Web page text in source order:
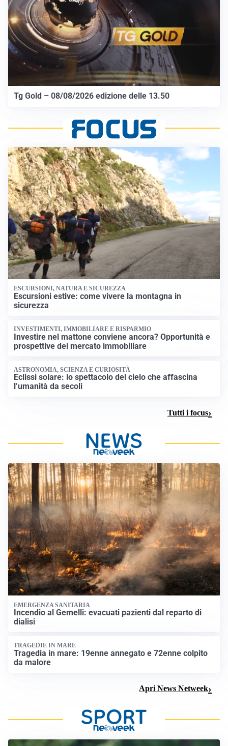
Tg Gold – 08/08/2026 edizione delle 13.50
ESCURSIONI, NATURA E SICUREZZA
Escursioni estive: come vivere la montagna in
sicurezza
INVESTIMENTI, IMMOBILIARE E RISPARMIO
Investire nel mattone conviene ancora? Opportunità e
prospettive del mercato immobiliare
ASTRONOMIA, SCIENZA E CURIOSITÀ
Eclissi solare: lo spettacolo del cielo che affascina
l’umanità da secoli
Tutti i focus
EMERGENZA SANITARIA
Incendio al Gemelli: evacuati pazienti dal reparto di
dialisi
TRAGEDIE IN MARE
Tragedia in mare: 19enne annegato e 72enne colpito
da malore
Apri News Netweek